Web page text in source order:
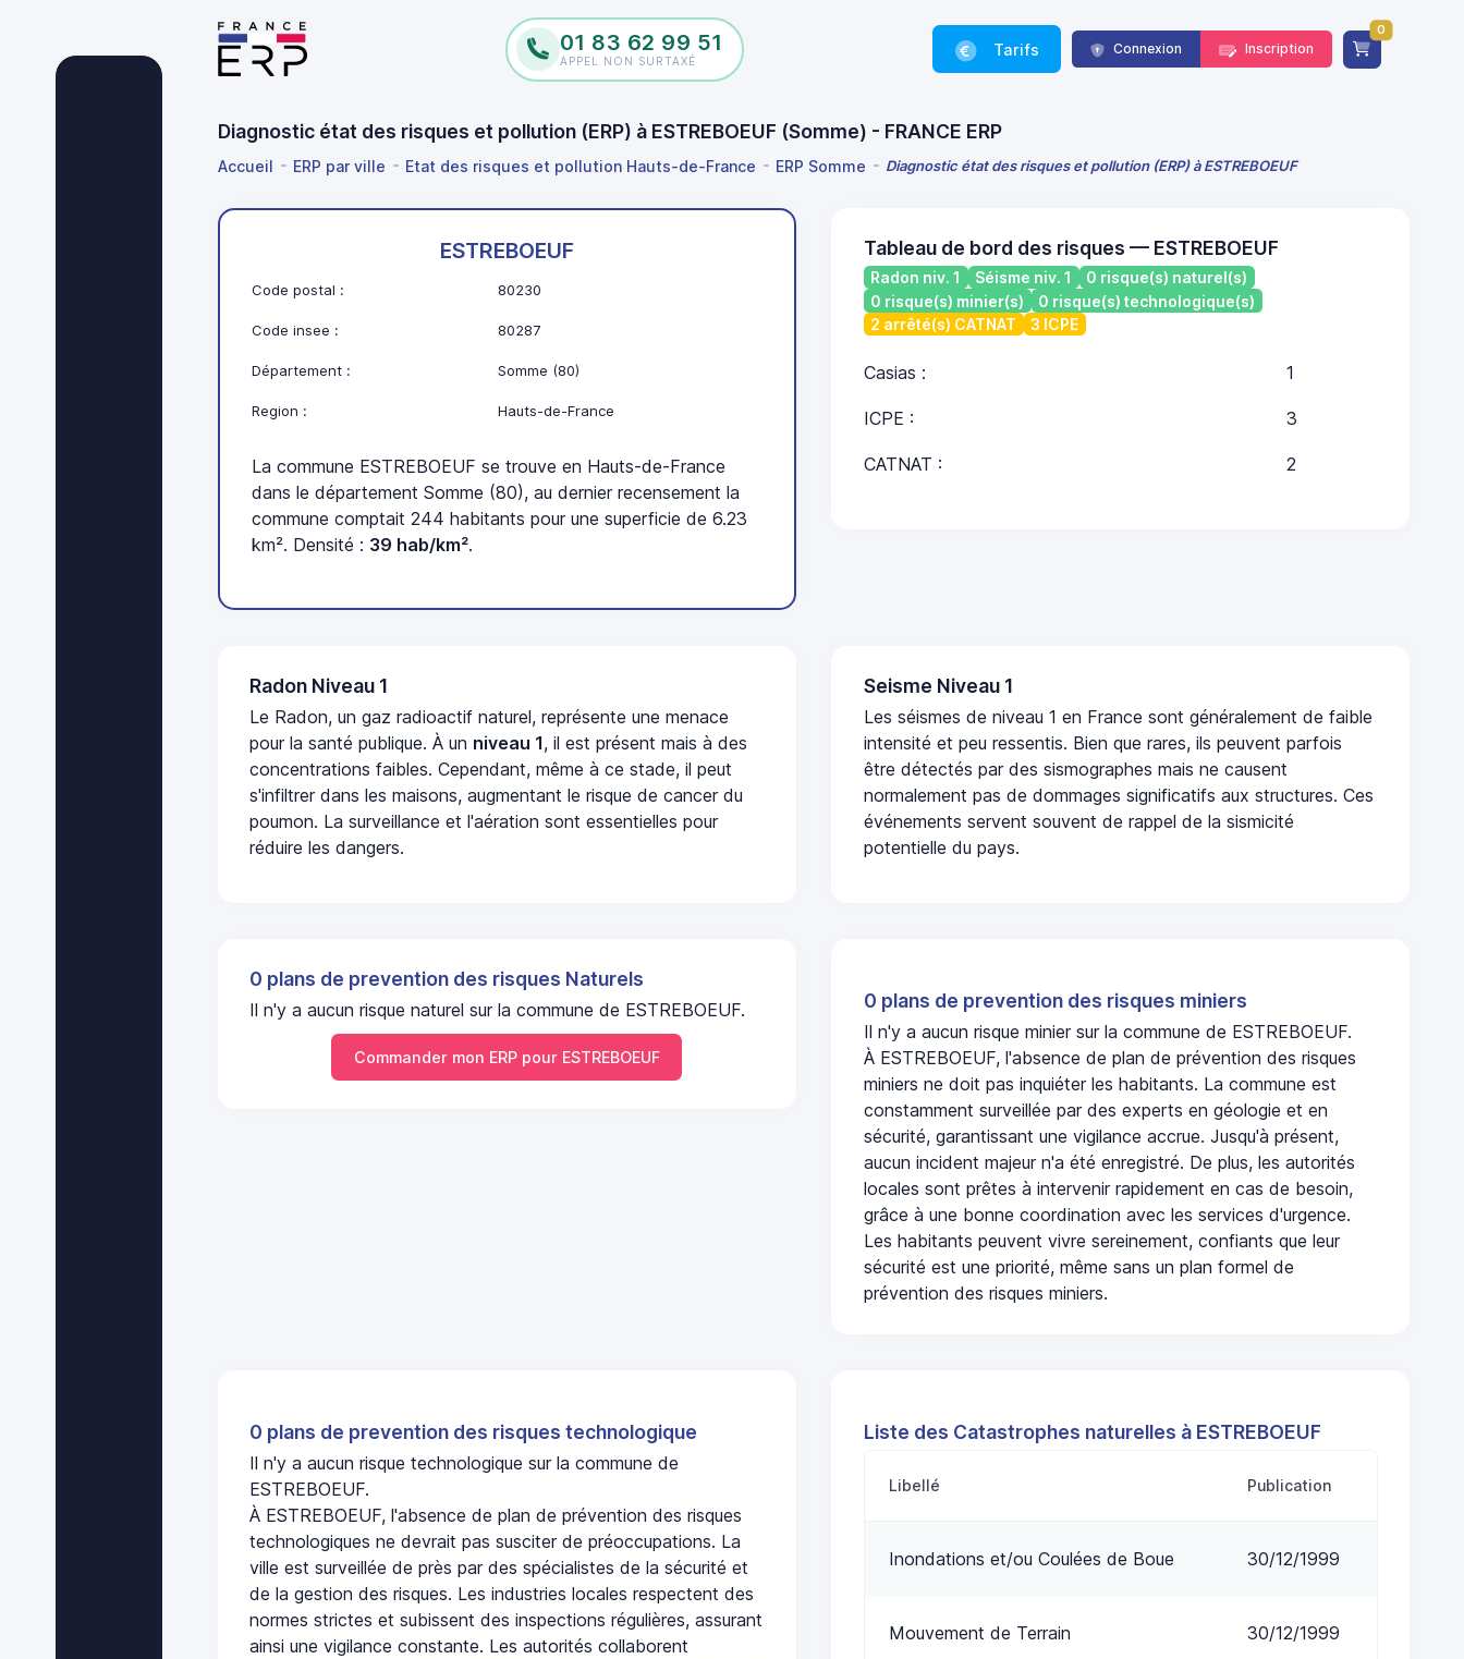
01 83 62 99 51
APPEL NON SURTAXÉ
Tarifs Connexion Inscription
0
Diagnostic état des risques et pollution (ERP) à ESTREBOEUF (Somme) - FRANCE ERP
Accueil ERP par ville Etat des risques et pollution Hauts-de-France ERP Somme Diagnostic état des risques et pollution (ERP) à ESTREBOEUF
ESTREBOEUF
Code postal : 80230
Code insee : 80287
Département : Somme (80)
Region : Hauts-de-France
La commune ESTREBOEUF se trouve en Hauts-de-France
dans le département Somme (80), au dernier recensement la
commune comptait 244 habitants pour une superficie de 6.23
km². Densité : 39 hab/km².
Tableau de bord des risques — ESTREBOEUF
Radon niv. 1 Séisme niv. 1
0 risque(s) naturel(s)
0 risque(s) minier(s)
0 risque(s) technologique(s)
2 arrêté(s) CATNAT
3 ICPE
Casias : 1
ICPE : 3
CATNAT : 2
Radon Niveau 1
Le Radon, un gaz radioactif naturel, représente une menace
pour la santé publique. À un niveau 1, il est présent mais à des
concentrations faibles. Cependant, même à ce stade, il peut
s'infiltrer dans les maisons, augmentant le risque de cancer du
poumon. La surveillance et l'aération sont essentielles pour
réduire les dangers.
Seisme Niveau 1
Les séismes de niveau 1 en France sont généralement de faible
intensité et peu ressentis. Bien que rares, ils peuvent parfois
être détectés par des sismographes mais ne causent
normalement pas de dommages significatifs aux structures. Ces
événements servent souvent de rappel de la sismicité
potentielle du pays.
0 plans de prevention des risques Naturels
Il n'y a aucun risque naturel sur la commune de ESTREBOEUF.
Commander mon ERP pour ESTREBOEUF
0 plans de prevention des risques miniers
Il n'y a aucun risque minier sur la commune de ESTREBOEUF.
À ESTREBOEUF, l'absence de plan de prévention des risques
miniers ne doit pas inquiéter les habitants. La commune est
constamment surveillée par des experts en géologie et en
sécurité, garantissant une vigilance accrue. Jusqu'à présent,
aucun incident majeur n'a été enregistré. De plus, les autorités
locales sont prêtes à intervenir rapidement en cas de besoin,
grâce à une bonne coordination avec les services d'urgence.
Les habitants peuvent vivre sereinement, confiants que leur
sécurité est une priorité, même sans un plan formel de
prévention des risques miniers.
0 plans de prevention des risques technologique
Il n'y a aucun risque technologique sur la commune de
ESTREBOEUF.
À ESTREBOEUF, l'absence de plan de prévention des risques
technologiques ne devrait pas susciter de préoccupations. La
ville est surveillée de près par des spécialistes de la sécurité et
de la gestion des risques. Les industries locales respectent des
normes strictes et subissent des inspections régulières, assurant
ainsi une vigilance constante. Les autorités collaborent
Liste des Catastrophes naturelles à ESTREBOEUF
Libellé Publication
Inondations et/ou Coulées de Boue 30/12/1999
Mouvement de Terrain 30/12/1999